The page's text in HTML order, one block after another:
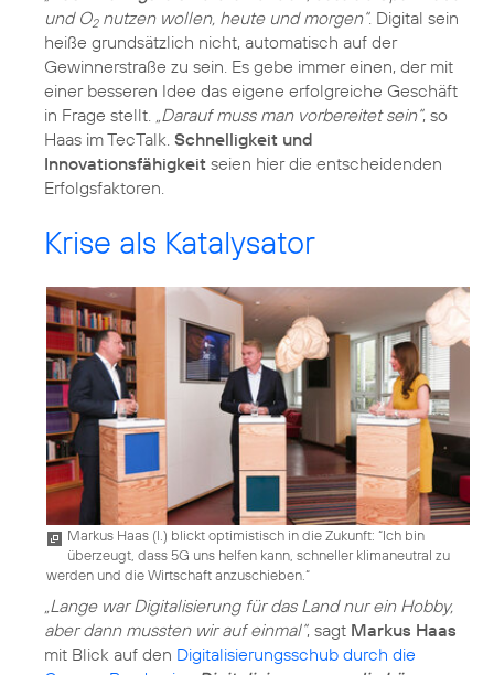
und O2nutzen wollen, heute und morgen“. Digital sein
heiße grundsätzlich nicht, automatisch auf der
Gewinnerstraße zu sein. Es gebe immer einen, der mit
einer besseren Idee das eigene erfolgreiche Geschäft
in Frage stellt.
„Darauf muss man vorbereitet sein“, so
Haas im TecTalk. Schnelligkeit und
Innovationsfähigkeit seien hier die entscheidenden
Krise als Katalysator
Markus Haas (l.) blickt optimistisch in die Zukunft: “Ich bin
überzeugt, dass 5G uns helfen kann, schneller klimaneutral zu
werden und die Wirtschaft anzuschieben.“
„Lange war Digitalisierung für das Land nur ein Hobby,
aber dann mussten wir auf einmal“, sagt Markus Haas
mit Blick auf den Digitalisierungsschub durch die